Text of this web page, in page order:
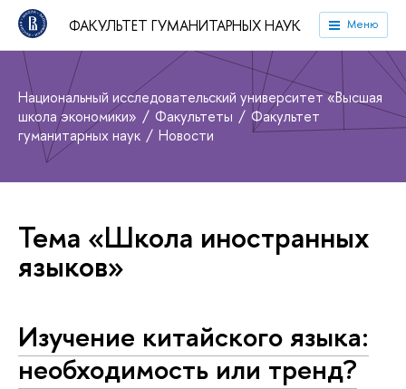
ФАКУЛЬТЕТ ГУМАНИТАРНЫХ НАУК Меню
Национальный исследовательский университет «Высшая
школа экономики»
Факультеты
Факультет
гуманитарных наук
Новости
Тема «Школа иностранных
языков»
Изучение китайского языка:
необходимость или тренд?